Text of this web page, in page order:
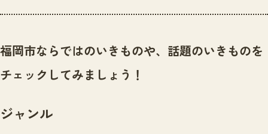
センター紹介
センター紹介TOP
サイトポリシー
ニュース
いきものガイド
イベント
福岡市ならではのいきものや、話題のいきものを
チェックしてみましょう！
ジャンル